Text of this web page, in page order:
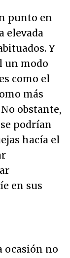
punto en
elevada
Y
un modo
como el
más
obstante,
podrían
hacía el
en sus
ocasión no